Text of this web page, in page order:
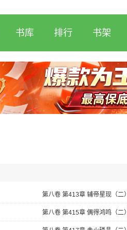
书库 排行 书架
第八卷 第413章 辅帝星现（二）
第八卷 第415章 偶得鸿鸣（二）